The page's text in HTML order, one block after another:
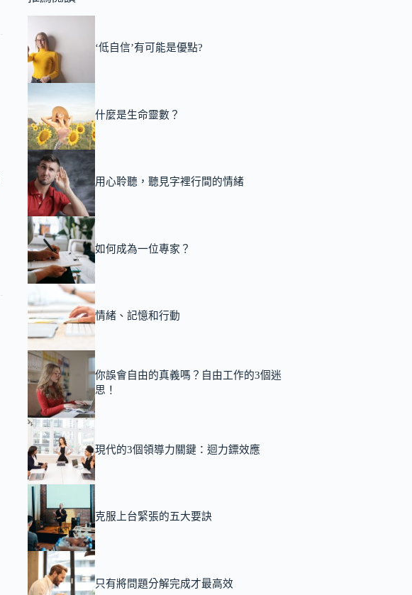
‘低自信’有可能是優點?
什麼是生命靈數？
用心聆聽，聽見字裡行間的情緒
如何成為一位專家？
情緒、記憶和行動
你誤會自由的真義嗎？自由工作的3個迷
思！
現代的3個領導力關鍵：迴力鏢效應
克服上台緊張的五大要訣
只有將問題分解完成才最高效